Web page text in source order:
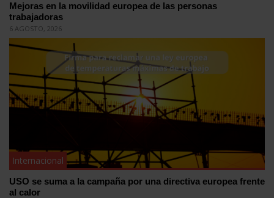
Mejoras en la movilidad europea de las personas
trabajadoras
6 AGOSTO, 2026
Internacional
USO se suma a la campaña por una directiva europea frente
al calor